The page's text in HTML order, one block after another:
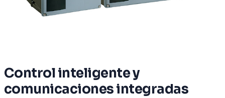
Control inteligente y
comunicaciones integradas